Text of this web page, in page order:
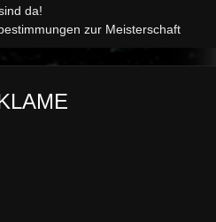
da!
zur Meisterschaft